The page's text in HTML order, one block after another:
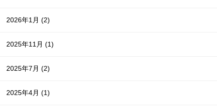
2026年1月(2)
2025年11月(1)
2025年7月(2)
2025年4月(1)